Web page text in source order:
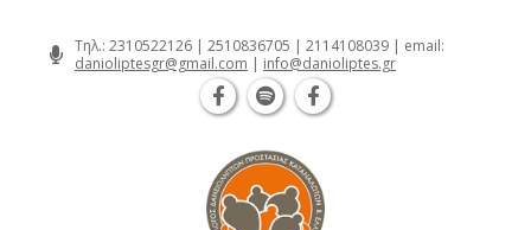
Τηλ.: 2310522126 | 2510836705 | 2114108039 | email:
danioliptesgr@gmail.com | info@danioliptes.gr